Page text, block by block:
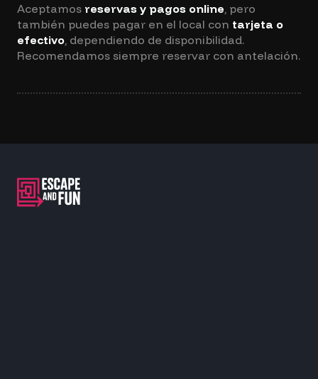
Aceptamos reservas y pagos online, pero
también puedes pagar en el local con tarjeta o
efectivo, dependiendo de disponibilidad.
Recomendamos siempre reservar con antelación.